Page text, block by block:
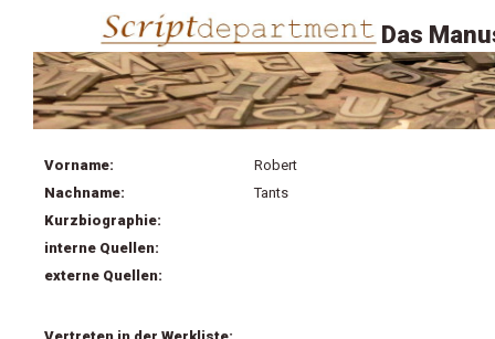
Das
Vorname:
Robert
Nachname:
Tants
Kurzbiographie:
interne Quellen:
externe Quellen: